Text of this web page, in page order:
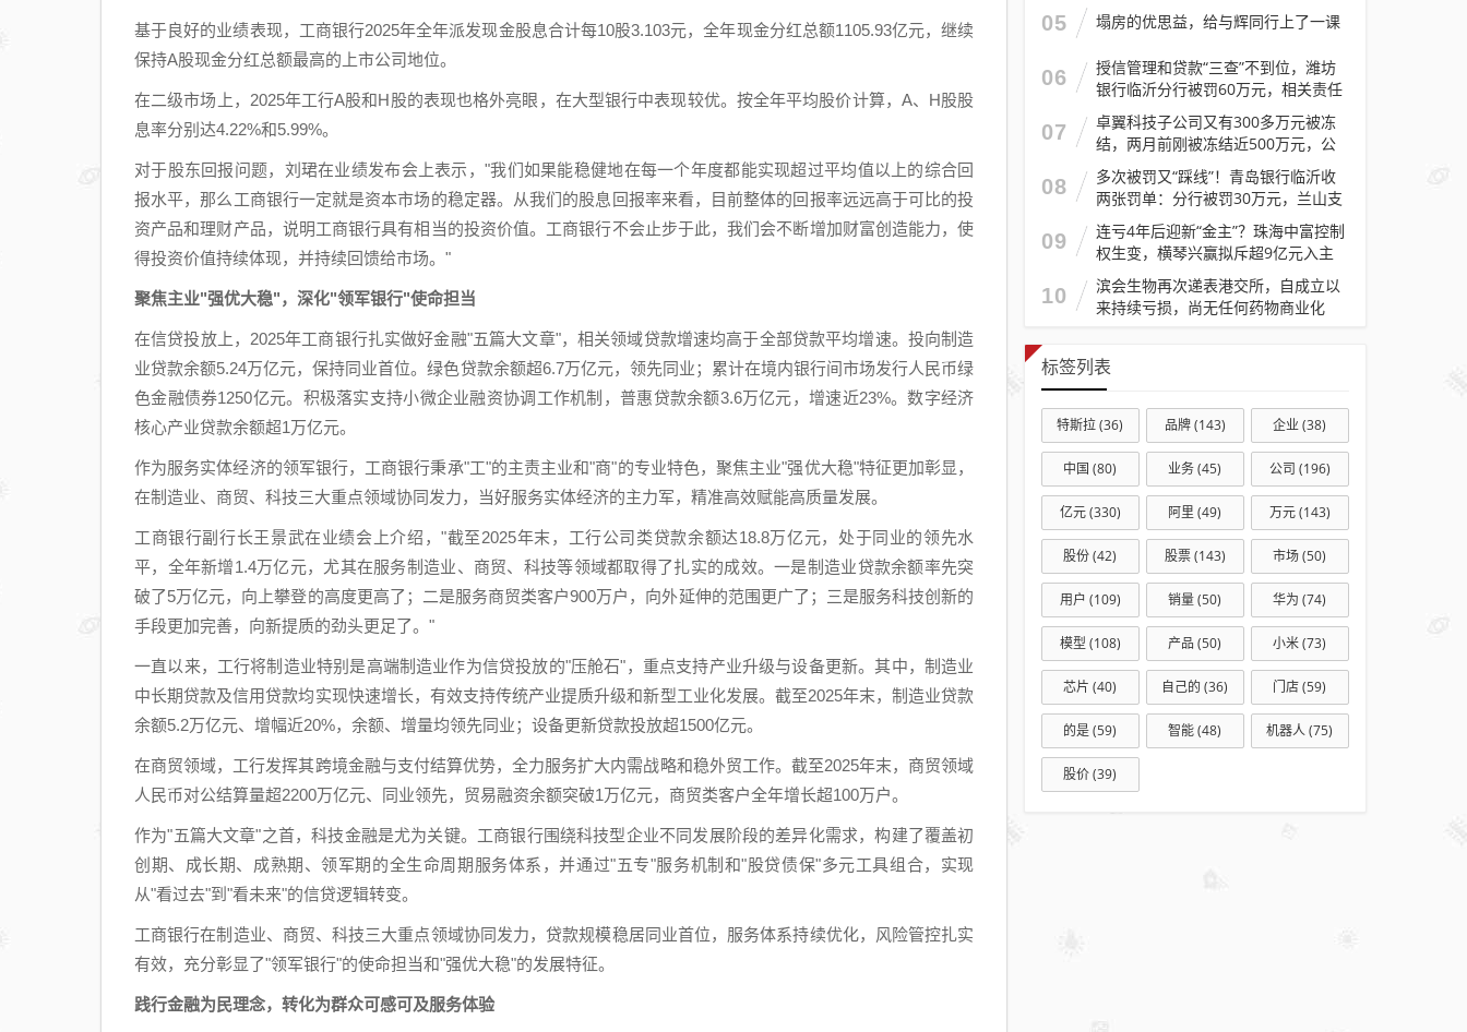
基于良好的业绩表现，工商银行2025年全年派发现金股息合计每10股3.103元，全年现金分红总额1105.93亿元，继续
保持A股现金分红总额最高的上市公司地位。
在二级市场上，2025年工行A股和H股的表现也格外亮眼，在大型银行中表现较优。按全年平均股价计算，A、H股股
息率分别达4.22%和5.99%。
对于股东回报问题，刘珺在业绩发布会上表示，"我们如果能稳健地在每一个年度都能实现超过平均值以上的综合回
报水平，那么工商银行一定就是资本市场的稳定器。从我们的股息回报率来看，目前整体的回报率远远高于可比的投
资产品和理财产品，说明工商银行具有相当的投资价值。工商银行不会止步于此，我们会不断增加财富创造能力，使
得投资价值持续体现，并持续回馈给市场。"
聚焦主业"强优大稳"，深化"领军银行"使命担当
在信贷投放上，2025年工商银行扎实做好金融"五篇大文章"，相关领域贷款增速均高于全部贷款平均增速。投向制造
业贷款余额5.24万亿元，保持同业首位。绿色贷款余额超6.7万亿元，领先同业；累计在境内银行间市场发行人民币绿
色金融债券1250亿元。积极落实支持小微企业融资协调工作机制，普惠贷款余额3.6万亿元，增速近23%。数字经济
核心产业贷款余额超1万亿元。
作为服务实体经济的领军银行，工商银行秉承"工"的主责主业和"商"的专业特色，聚焦主业"强优大稳"特征更加彰显，
在制造业、商贸、科技三大重点领域协同发力，当好服务实体经济的主力军，精准高效赋能高质量发展。
工商银行副行长王景武在业绩会上介绍，"截至2025年末，工行公司类贷款余额达18.8万亿元，处于同业的领先水
平，全年新增1.4万亿元，尤其在服务制造业、商贸、科技等领域都取得了扎实的成效。一是制造业贷款余额率先突
破了5万亿元，向上攀登的高度更高了；二是服务商贸类客户900万户，向外延伸的范围更广了；三是服务科技创新的
手段更加完善，向新提质的劲头更足了。"
一直以来，工行将制造业特别是高端制造业作为信贷投放的"压舱石"，重点支持产业升级与设备更新。其中，制造业
中长期贷款及信用贷款均实现快速增长，有效支持传统产业提质升级和新型工业化发展。截至2025年末，制造业贷款
余额5.2万亿元、增幅近20%，余额、增量均领先同业；设备更新贷款投放超1500亿元。
在商贸领域，工行发挥其跨境金融与支付结算优势，全力服务扩大内需战略和稳外贸工作。截至2025年末，商贸领域
人民币对公结算量超2200万亿元、同业领先，贸易融资余额突破1万亿元，商贸类客户全年增长超100万户。
作为"五篇大文章"之首，科技金融是尤为关键。工商银行围绕科技型企业不同发展阶段的差异化需求，构建了覆盖初
创期、成长期、成熟期、领军期的全生命周期服务体系，并通过"五专"服务机制和"股贷债保"多元工具组合，实现
从"看过去"到"看未来"的信贷逻辑转变。
工商银行在制造业、商贸、科技三大重点领域协同发力，贷款规模稳居同业首位，服务体系持续优化，风险管控扎实
有效，充分彰显了"领军银行"的使命担当和"强优大稳"的发展特征。
践行金融为民理念，转化为群众可感可及服务体验
05 塌房的优思益，给与辉同行上了一课
06
授信管理和贷款“三查”不到位，潍坊
银行临沂分行被罚60万元，相关责任
人被警告
07
卓翼科技子公司又有300多万元被冻
结，两月前刚被冻结近500万元，公
司去年预计亏损至少2.1亿元
08
多次被罚又“踩线”！青岛银行临沂收
两张罚单：分行被罚30万元，兰山支
行被罚30万元
09
连亏4年后迎新“金主”？珠海中富控制
权生变，横琴兴赢拟斥超9亿元入主
10
滨会生物再次递表港交所，自成立以
来持续亏损，尚无任何药物商业化
标签列表
特斯拉(36) 品牌(143) 企业(38)
中国 (80) 业务(45) 公司 (196)
亿元(330) 阿里 (49) 万元(143)
股份(42) 股票(143) 市场(50)
用户 (109) 销量(50) 华为 (74)
模型 (108) 产品 (50) 小米(73)
芯片 (40) 自己的 (36) 门店(59)
的是(59) 智能(48) 机器人(75)
股价(39)